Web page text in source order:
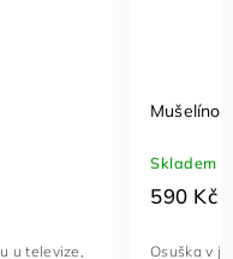
u televize,
Skladem
590 Kč
Osuška v